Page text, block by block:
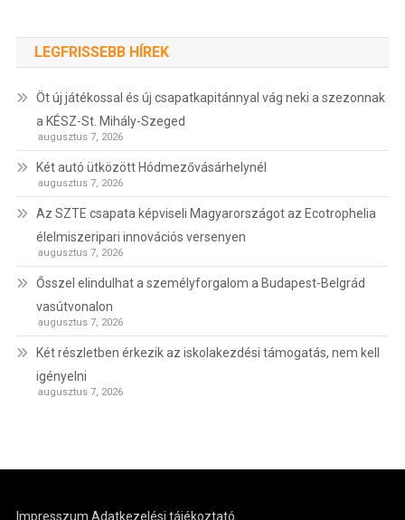
LEGFRISSEBB HÍREK
Öt új játékossal és új csapatkapitánnyal vág neki a szezonnak
a KÉSZ-St. Mihály-Szeged
augusztus 7, 2026
Két autó ütközött Hódmezővásárhelynél
augusztus 7, 2026
Az SZTE csapata képviseli Magyarországot az Ecotrophelia
élelmiszeripari innovációs versenyen
augusztus 7, 2026
Ősszel elindulhat a személyforgalom a Budapest-Belgrád
vasútvonalon
augusztus 7, 2026
Két részletben érkezik az iskolakezdési támogatás, nem kell
igényelni
augusztus 7, 2026
Impresszum Adatkezelési tájékoztató